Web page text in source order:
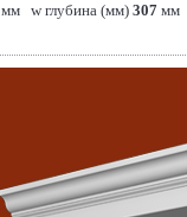
мм w глубина (мм) 307 мм